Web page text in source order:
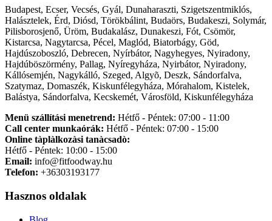
Budapest, Ecser, Vecsés, Gyál, Dunaharaszti, Szigetszentmiklós,
Halásztelek, Érd, Diósd, Törökbálint, Budaörs, Budakeszi, Solymár,
Pilisborosjenő, Üröm, Budakalász, Dunakeszi, Fót, Csömör,
Kistarcsa, Nagytarcsa, Pécel, Maglód, Biatorbágy, Göd,
Hajdúszoboszló, Debrecen, Nyírbátor, Nagyhegyes, Nyiradony,
Hajdúböszörmény, Pallag, Nyíregyháza, Nyirbátor, Nyiradony,
Kállósemjén, Nagykálló, Szeged, Algyõ, Deszk, Sándorfalva,
Szatymaz, Domaszék, Kiskunfélegyháza, Mórahalom, Kistelek,
Balástya, Sándorfalva, Kecskemét, Városföld, Kiskunfélegyháza
Menü szállítási menetrend: Hétfő - Péntek: 07:00 - 11:00
Call center munkaórák: Hétfő - Péntek: 07:00 - 15:00
Online tàplàlkozàsi tanàcsadò:
Hétfő - Péntek: 10:00 - 15:00
Email: info@fitfoodway.hu
Telefon: +36303193177
Hasznos oldalak